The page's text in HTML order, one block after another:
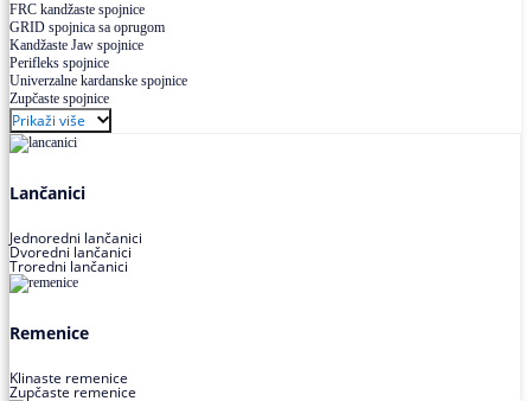
FRC kandžaste spojnice
GRID spojnica sa oprugom
Kandžaste Jaw spojnice
Perifleks spojnice
Univerzalne kardanske spojnice
Zupčaste spojnice
Prikaži više
Lančanici
Jednoredni lančanici
Dvoredni lančanici
Troredni lančanici
Remenice
Klinaste remenice
Zupčaste remenice